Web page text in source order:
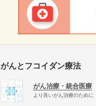
がんとフコイダン療法
がん治療・統合医療
より良いがん治療のために